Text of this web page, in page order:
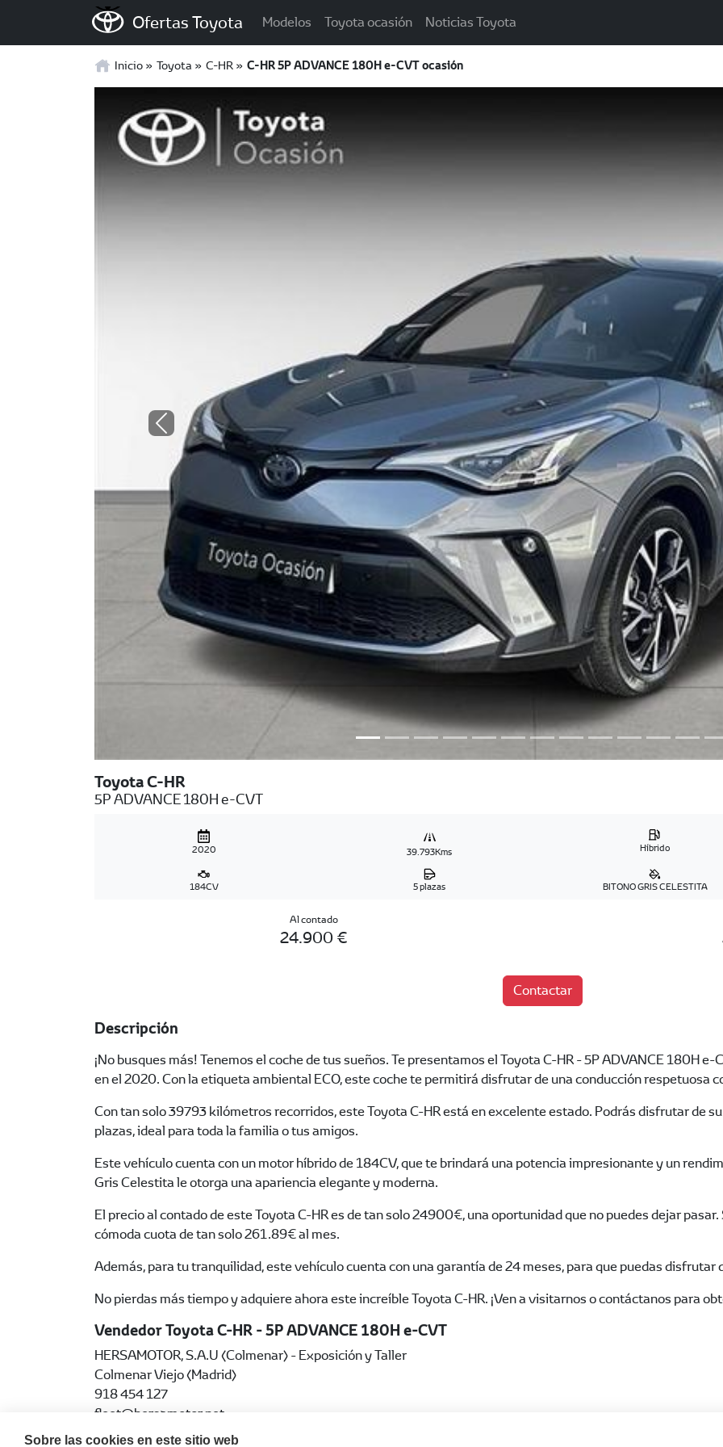
Ofertas Toyota Modelos Toyota ocasión Noticias Toyota
Inicio Toyota C-HR C-HR 5P ADVANCE 180H e-CVT ocasión
Previous
Toyota C-HR
5P ADVANCE 180H e-CVT
2020 39.793Kms Híbrido
184CV 5 plazas BITONO GRIS CELESTITA
Al contado
24.900 €
Contactar
Descripción
¡No busques más! Tenemos el coche de tus sueños. Te presentamos el Toyota C-HR - 5P ADVANCE 180H
en el 2020. Con la etiqueta ambiental ECO, este coche te permitirá disfrutar de una conducción respetuosa
Con tan solo 39793 kilómetros recorridos, este Toyota C-HR está en excelente estado. Podrás disfrutar de
plazas, ideal para toda la familia o tus amigos.
Este vehículo cuenta con un motor híbrido de 184CV, que te brindará una potencia impresionante y un
Gris Celestita le otorga una apariencia elegante y moderna.
El precio al contado de este Toyota C-HR es de tan solo 24900€, una oportunidad que no puedes dejar
cómoda cuota de tan solo 261.89€ al mes.
Además, para tu tranquilidad, este vehículo cuenta con una garantía de 24 meses, para que puedas disfrutar
No pierdas más tiempo y adquiere ahora este increíble Toyota C-HR. ¡Ven a visitarnos o contáctanos para
Vendedor Toyota C-HR - 5P ADVANCE 180H e-CVT
HERSAMOTOR, S.A.U (Colmenar) - Exposición y Taller
Colmenar Viejo (Madrid)
918 454 127
fleet@hersamotor.net
https://hersamotor.toyota.es
Sobre las cookies en este sitio web